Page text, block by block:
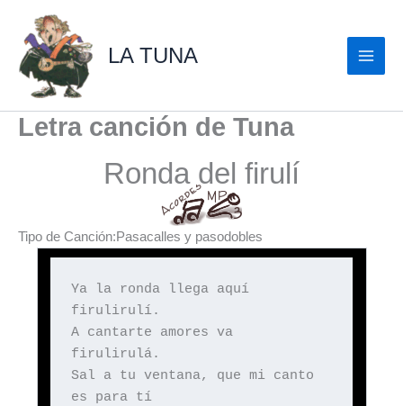
contenido
LA TUNA
Letra canción de Tuna
Ronda del firulí
Tipo de Canción:Pasacalles y pasodobles
Ya la ronda llega aquí
firulirulí.
A cantarte amores va
firulirulá.
Sal a tu ventana, que mi canto
es para tí